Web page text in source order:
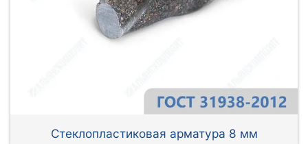
Стеклопластиковая арматура 8 мм